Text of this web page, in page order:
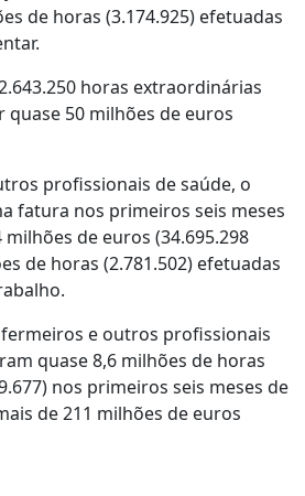
de horas (3.174.925) efetuadas
horas extraordinárias
50 milhões de euros
profissionais de saúde, o
fatura nos primeiros seis meses
de euros (34.695.298
de horas (2.781.502) efetuadas
e outros profissionais
quase 8,6 milhões de horas
nos primeiros seis meses de
de 211 milhões de euros